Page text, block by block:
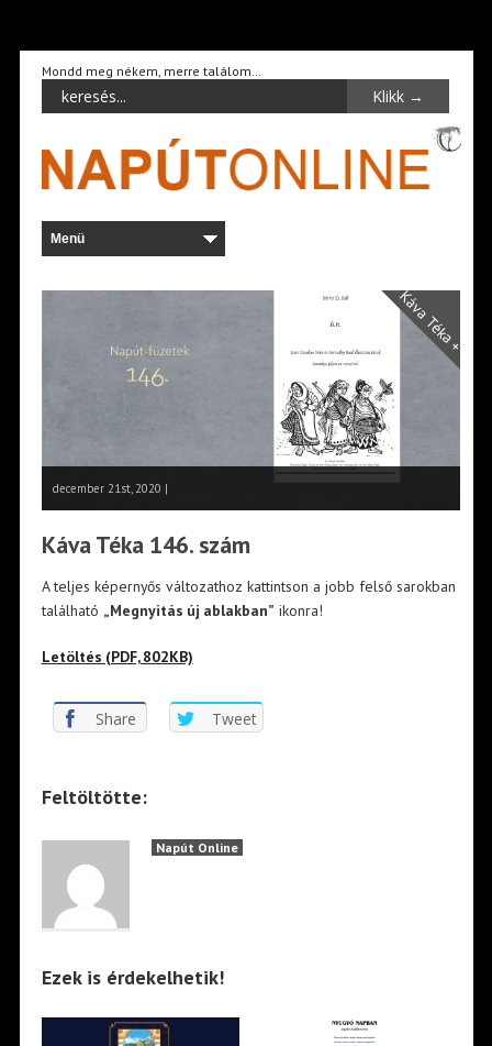
Mondd meg nékem, merre találom…
Káva Téka +
december 21st, 2020 |
Káva Téka 146. szám
A teljes képernyős változathoz kattintson a jobb felső sarokban
található „Megnyitás új ablakban” ikonra!
Letöltés (PDF, 802KB)
Share Tweet
Feltöltötte:
Napút Online
Ezek is érdekelhetik!